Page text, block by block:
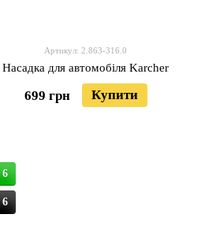
Артикул: 2.863-316.0
Насадка для автомобіля Karcher
699 грн Купити
6
6